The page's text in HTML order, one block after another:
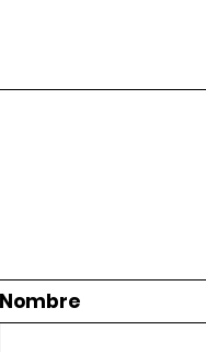
Nombre